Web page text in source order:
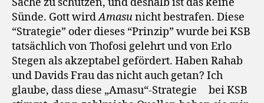
Sünde. Gott wirdAmasunicht bestrafen. Diese
“Strategie” oder dieses “Prinzip” wurde bei KSB
tatsächlich von Thofosi gelehrt und von Erlo
Stegen als akzeptabel gefördert. Haben Rahab
und Davids Frau das nicht auch getan? Ich
glaube, dass diese „Amasu“-Strategie
bei KSB